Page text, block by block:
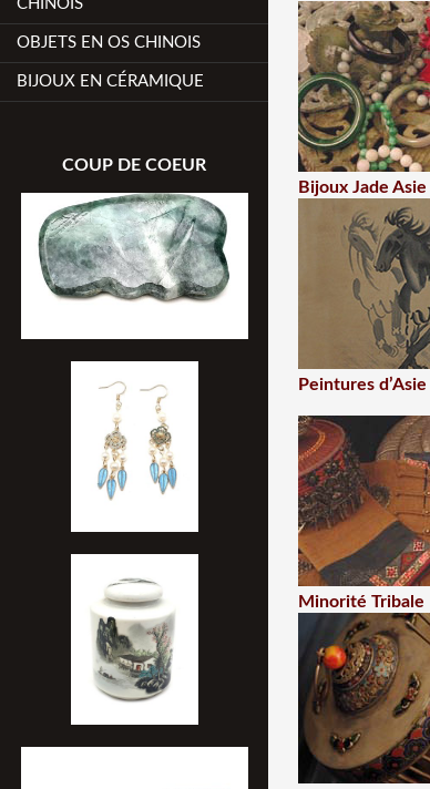
CHINOIS
OBJETS EN OS CHINOIS
BIJOUX EN CÉRAMIQUE
COUP DE COEUR
Bijoux Jade Asie
Peintures d’Asie
Minorité Tribale